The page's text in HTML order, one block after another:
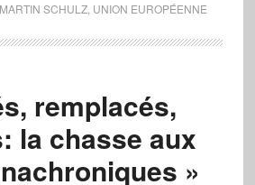
MARTIN SCHULZ, UNION EUROPÉENNE
remplacés,
la chasse aux
»